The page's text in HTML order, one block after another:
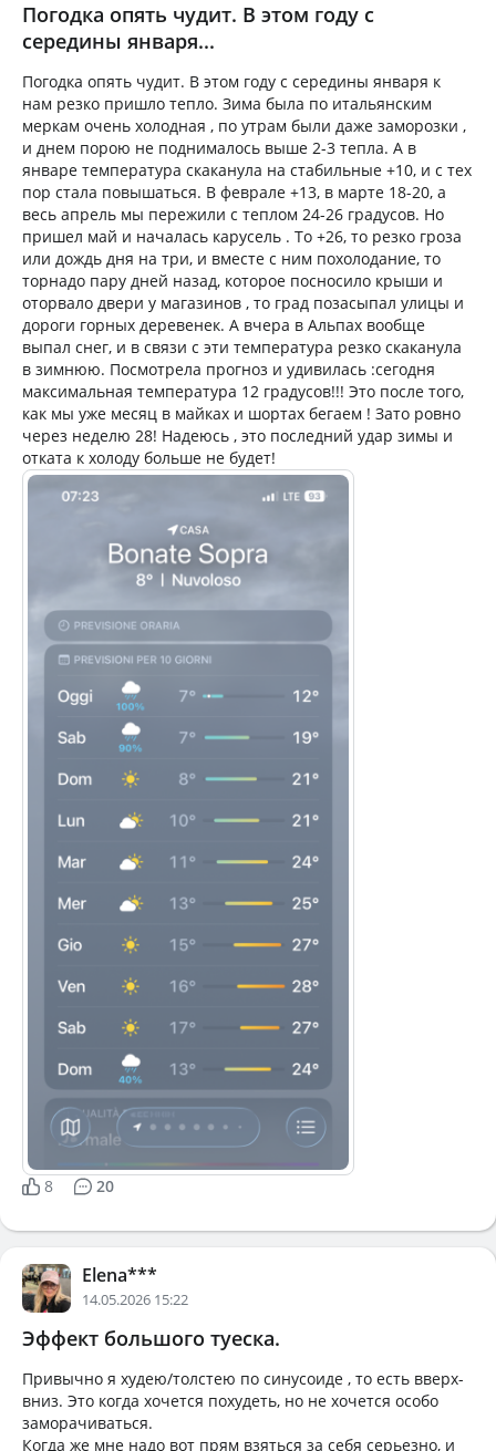
Погодка опять чудит. В этом году с
середины января...
Погодка опять чудит. В этом году с середины января к
нам резко пришло тепло. Зима была по итальянским
меркам очень холодная , по утрам были даже заморозки ,
и днем порою не поднималось выше 2-3 тепла. А в
январе температура скаканула на стабильные +10, и с тех
пор стала повышаться. В феврале +13, в марте 18-20, а
весь апрель мы пережили с теплом 24-26 градусов. Но
пришел май и началась карусель . То +26, то резко гроза
или дождь дня на три, и вместе с ним похолодание, то
торнадо пару дней назад, которое посносило крыши и
оторвало двери у магазинов , то град позасыпал улицы и
дороги горных деревенек. А вчера в Альпах вообще
выпал снег, и в связи с эти температура резко скаканула
в зимнюю. Посмотрела прогноз и удивилась :сегодня
максимальная температура 12 градусов!!! Это после того,
как мы уже месяц в майках и шортах бегаем ! Зато ровно
через неделю 28! Надеюсь , это последний удар зимы и
отката к холоду больше не будет!
8 20
Elena***
14.05.2026 15:22
Эффект большого туеска.
Привычно я худею/толстею по синусоиде , то есть вверх-
вниз. Это когда хочется похудеть, но не хочется особо
заморачиваться.
Когда же мне надо вот прям взяться за себя серьезно, и